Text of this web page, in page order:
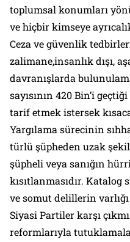
toplumsal konumları
ve hiçbir kimseye
Ceza ve güvenlik
zalimane,insanlık dışı,
davranışlarda
sayısının 420 Bin’i
tarif etmek istersek
Yargılama sürecinin
türlü şüpheden uzak
şüpheli veya sanığın
kısıtlanmasıdır.
ve somut delillerin
Siyasi Partiler karşı
reformlarıyla